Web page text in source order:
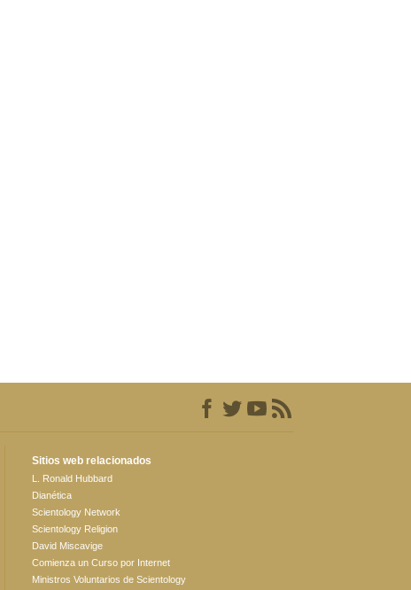
Sitios web relacionados
L. Ronald Hubbard
Dianética
Scientology Network
Scientology Religion
David Miscavige
Comienza un Curso por Internet
Ministros Voluntarios de Scientology